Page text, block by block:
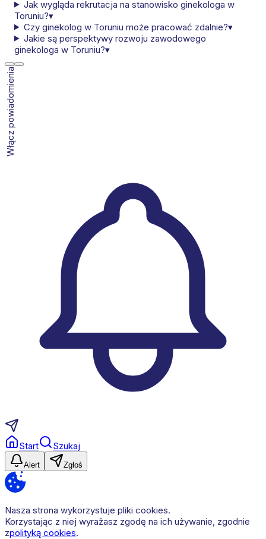
Jak wygląda rekrutacja na stanowisko ginekologa w
Toruniu?▾
Czy ginekolog w Toruniu może pracować zdalnie?▾
Jakie są perspektywy rozwoju zawodowego
ginekologa w Toruniu?▾
Włącz powiadomienia
Start Szukaj
Alert Zgłoś
Nasza strona wykorzystuje pliki cookies.
Korzystając z niej wyrażasz zgodę na ich używanie, zgodnie
zpolityką cookies.